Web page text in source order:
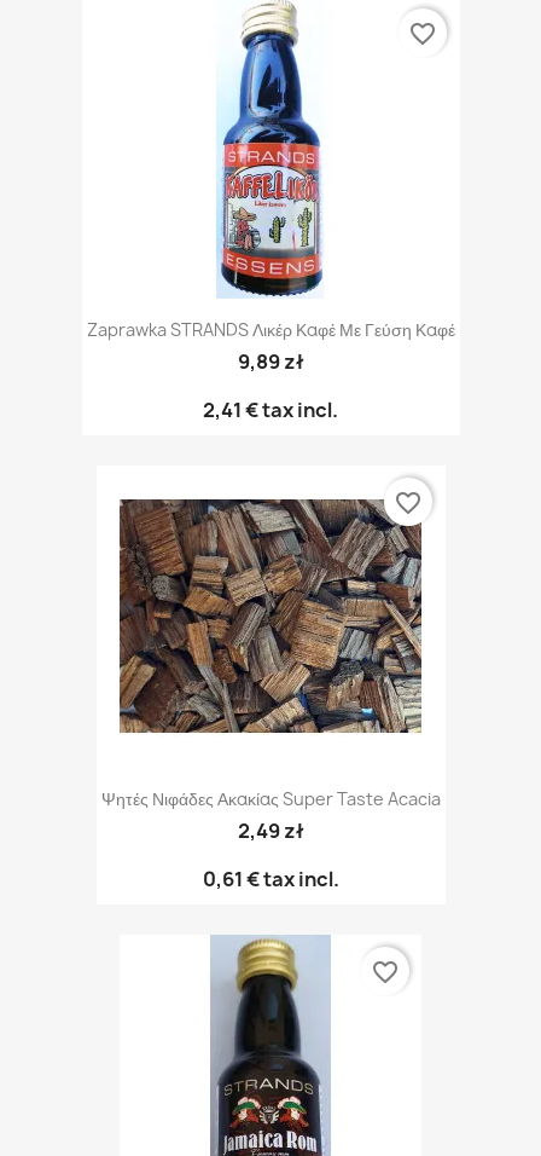
Zaprawka STRANDS Λικέρ Καφέ Με Γεύση Καφέ
9,89 zł
2,41 €tax incl.
favorite_border
Ψητές Νιφάδες Ακακίας Super Taste Acacia
2,49 zł
0,61 €tax incl.
favorite_border
favorite_border